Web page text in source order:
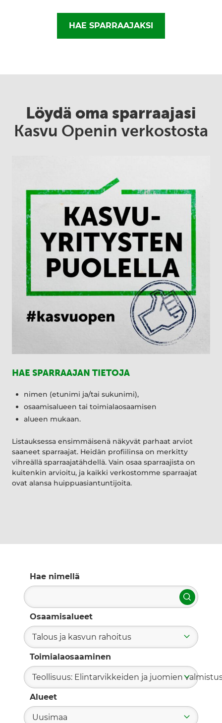
HAE SPARRAAJAKSI
Löydä oma sparraajasi
Kasvu Openin verkostosta
HAE SPARRAAJAN TIETOJA
nimen (etunimi ja/tai sukunimi),
osaamisalueen tai toimialaosaamisen
alueen mukaan.
Listauksessa ensimmäisenä näkyvät parhaat arviot
saaneet sparraajat. Heidän profiilinsa on merkitty
vihreällä sparraajatähdellä. Vain osaa sparraajista on
kuitenkin arvioitu, ja kaikki verkostomme sparraajat
ovat alansa huippuasiantuntijoita.
Hae nimellä
Hae
Osaamisalueet
Talous ja kasvun rahoitus
Toimialaosaaminen
Teollisuus: Elintarvikkeiden ja juomien
Alueet
Uusimaa